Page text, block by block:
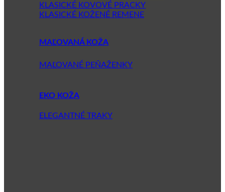
KLASICKÉ KOVOVÉ PRACKY
KLASICKÉ KOŽENÉ REMENE
MAĽOVANÁ KOŽA
MAĽOVANÉ PEŇAŽENKY
EKO KOŽA
ELEGANTNÉ TRAKY